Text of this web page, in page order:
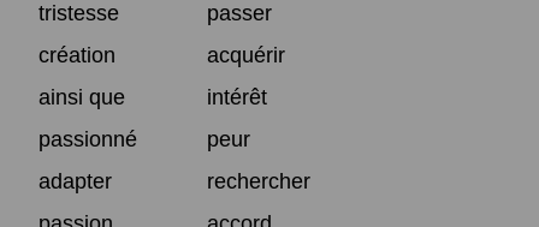
tristesse
passer
création
acquérir
ainsi que
intérêt
passionné
peur
adapter
rechercher